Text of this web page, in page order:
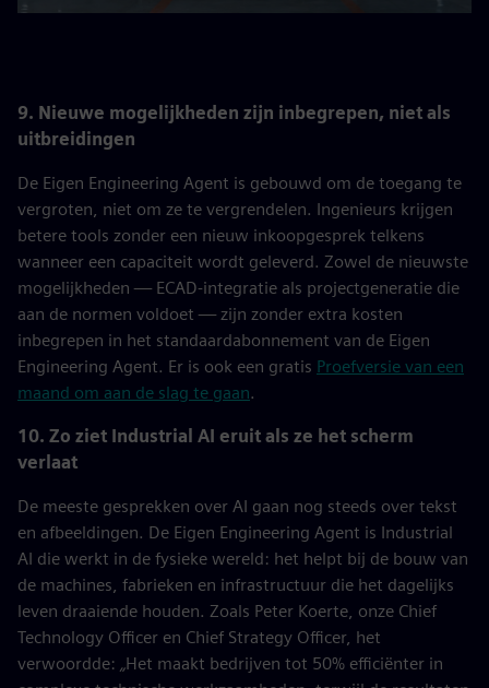
9. Nieuwe mogelijkheden zijn inbegrepen, niet als
uitbreidingen
De Eigen Engineering Agent is gebouwd om de toegang te
vergroten, niet om ze te vergrendelen. Ingenieurs krijgen
betere tools zonder een nieuw inkoopgesprek telkens
wanneer een capaciteit wordt geleverd. Zowel de nieuwste
mogelijkheden — ECAD-integratie als projectgeneratie die
aan de normen voldoet — zijn zonder extra kosten
inbegrepen in het standaardabonnement van de Eigen
Engineering Agent. Er is ook een gratis Proefversie van een
maand om aan de slag te gaan.
10. Zo ziet Industrial AI eruit als ze het scherm
verlaat
De meeste gesprekken over AI gaan nog steeds over tekst
en afbeeldingen. De Eigen Engineering Agent is Industrial
AI die werkt in de fysieke wereld: het helpt bij de bouw van
de machines, fabrieken en infrastructuur die het dagelijks
leven draaiende houden. Zoals Peter Koerte, onze Chief
Technology Officer en Chief Strategy Officer, het
verwoordde: „Het maakt bedrijven tot 50% efficiënter in